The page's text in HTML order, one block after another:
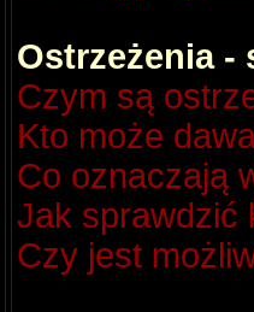
Ostrzeżenia -
Czym są
Kto może
Co oznaczają
Jak sprawdzić
Czy jest